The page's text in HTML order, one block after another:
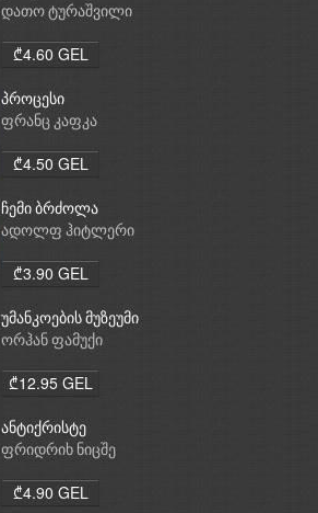
დათო ტურაშვილი
₾4.60 GEL
პროცესი
ფრანც კაფკა
₾4.50 GEL
ჩემი ბრძოლა
ადოლფ ჰიტლერი
₾3.90 GEL
უმანკოების მუზეუმი
ორჰან ფამუქი
₾12.95 GEL
ანტიქრისტე
ფრიდრიხ ნიცშე
₾4.90 GEL